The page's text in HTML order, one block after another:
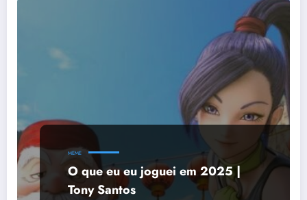
MEME
O que eu eu joguei em 2025 |
Tony Santos